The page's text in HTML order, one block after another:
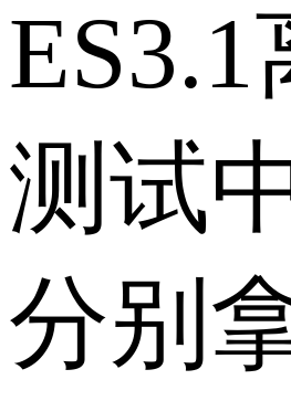
测试
分别